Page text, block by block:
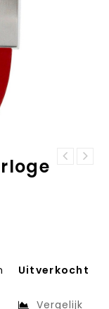
Uitverkocht
Vergelijk